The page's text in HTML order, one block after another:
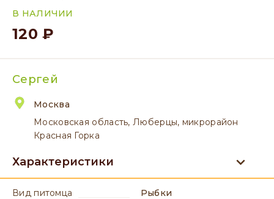
В НАЛИЧИИ
120 ₽
Сергей
Москва
Московская область, Люберцы, микрорайон
Красная Горка
Характеристики
вид питомца Рыбки